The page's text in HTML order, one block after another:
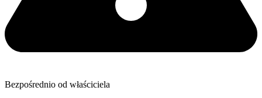
Bezpośrednio od właściciela